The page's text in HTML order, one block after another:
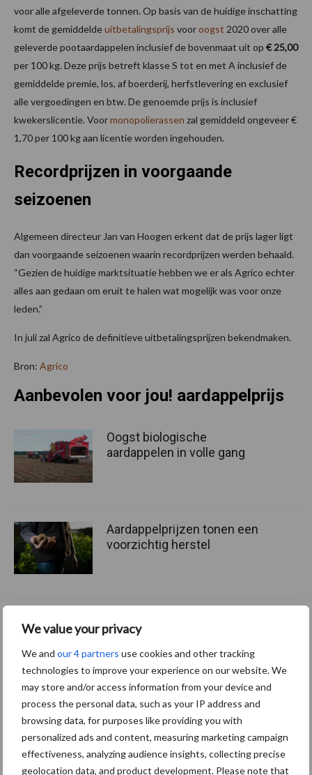
We value your privacy
We and our 4 partners use cookies and other tracking
technologies to improve your experience on our website. We
may store and/or access information from your device and
process the personal data, such as your IP address and
browsing data, for purposes like providing you with
personalized ads and content, measuring marketing campaign
effectiveness, analyzing audience insights, collecting precise
geolocation data, and product development. Please note that
voor alle afgeleverde tonnen. Op basis van de huidige inschatting
komt de gemiddeldeuitbetalingsprijs vooroogst 2020 over alle
geleverde pootaardappelen inclusief de bovenmaat uit op € 25,00
per 100 kg. Deze prijs betreft klasse S tot en met A inclusief de
gemiddelde premie, los, af boerderij, herfstlevering en exclusief
alle vergoedingen en btw. De genoemde prijs is inclusief
kwekerslicentie. Voormonopolierassen zal gemiddeld ongeveer €
1,70 per 100 kg aan licentie worden ingehouden.
Recordprijzen in voorgaande
seizoenen
Algemeen directeur Jan van Hoogen erkent dat de prijs lager ligt
dan voorgaande seizoenen waarin recordprijzen werden behaald.
“Gezien de huidige marktsituatie hebben we er als Agrico echter
alles aan gedaan om eruit te halen wat mogelijk was voor onze
leden.”
In juli zal Agrico de definitieve uitbetalingsprijzen bekendmaken.
Bron: Agrico
Aanbevolen voor jou! aardappelprijs
Oogst biologische
aardappelen in volle gang
Aardappelprijzen tonen een
voorzichtig herstel
NEPG-areaal
consumptieaardappelen
daalt met 11 procent
Themapagina's
Machines Duurzaamheid